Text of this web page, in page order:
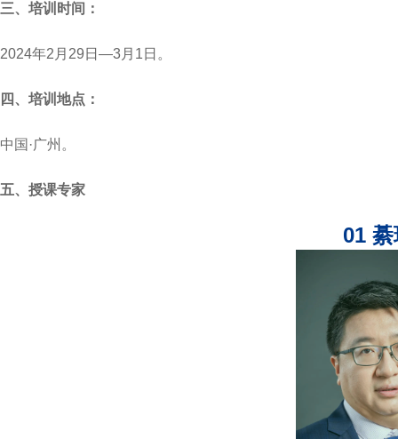
三、培训时间：
2024年2月29日—3月1日。
四、培训地点：
中国·广州。
五、授课专家
01